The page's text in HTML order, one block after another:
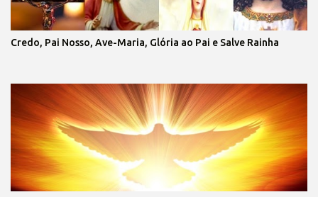
Credo, Pai Nosso, Ave-Maria, Glória ao Pai e Salve Rainha